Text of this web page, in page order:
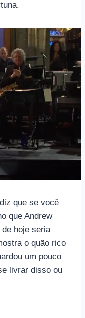
que se você
que Andrew
de hoje seria
o quão rico
um pouco
livrar disso ou